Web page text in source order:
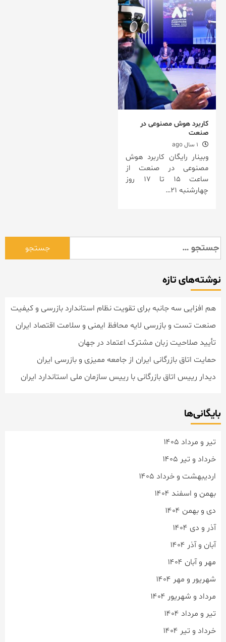
کاربرد هوش مصنوعی در
صنعت
وبینار رایگان کاربرد هوش
مصنوعی در صنعت از
ساعت ۱۵ تا ۱۷ روز
چهارشنبه ۲۱…
جستجو
برای:
نوشته‌های تازه
هم افزایی سه جانبه برای تقویت نظام استاندارد بازرسی و کیفیت
صنعت تست و بازرسی لایه محافظ ایمنی و سلامت اقتصاد ایران
تأیید صلاحیت زبان مشترک اعتماد در جهان
حمایت اتاق بازرگانی ایران از جامعه ممیزی و بازرسی ایران
دیدار رییس اتاق بازرگانی با رییس سازمان ملی استاندارد ایران
بایگانی‌ها
تیر و مرداد ۱۴۰۵
خرداد و تیر ۱۴۰۵
اردیبهشت و خرداد ۱۴۰۵
بهمن و اسفند ۱۴۰۴
دی و بهمن ۱۴۰۴
آذر و دی ۱۴۰۴
آبان و آذر ۱۴۰۴
مهر و آبان ۱۴۰۴
شهریور و مهر ۱۴۰۴
مرداد و شهریور ۱۴۰۴
تیر و مرداد ۱۴۰۴
خرداد و تیر ۱۴۰۴